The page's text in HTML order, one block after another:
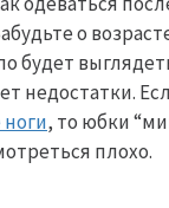
о
будет
недостатки.
, то юбки
плохо.